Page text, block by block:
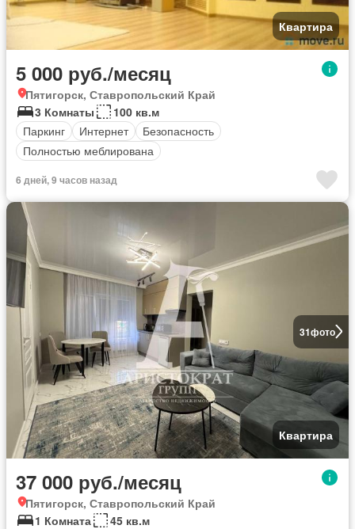
Квартира
5 000 руб./месяц
Пятигорск, Ставропольский Край
3 Комнаты
100 кв.м
Паркинг
Интернет
Безопасность
Полностью меблирована
6 дней, 9 часов назад
31фото
Квартира
37 000 руб./месяц
Пятигорск, Ставропольский Край
1 Комната
45 кв.м